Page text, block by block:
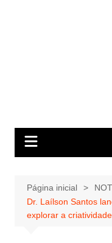
Página inicial
Dr. Laílson Santos
explorar a